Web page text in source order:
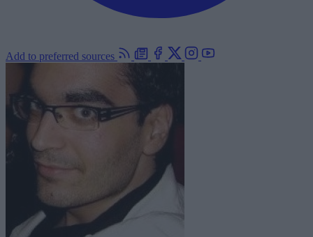
Add to preferred sources